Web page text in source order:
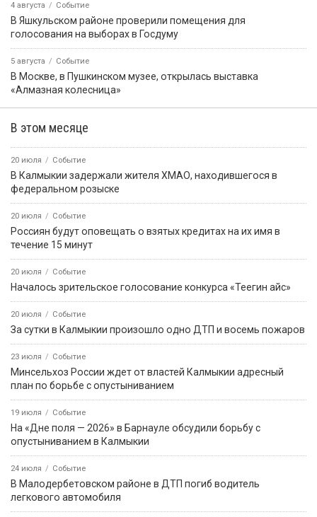
4 августа Событие
В Яшкульском районе проверили помещения для
голосования на выборах в Госдуму
5 августа Событие
В Москве, в Пушкинском музее, открылась выставка
«Алмазная колесница»
В этом месяце
20 июля Событие
В Калмыкии задержали жителя ХМАО, находившегося в
федеральном розыске
20 июля Событие
Россиян будут оповещать о взятых кредитах на их имя в
течение 15 минут
20 июля Событие
Началось зрительское голосование конкурса «Теегин айс»
20 июля Событие
За сутки в Калмыкии произошло одно ДТП и восемь пожаров
23 июля Событие
Минсельхоз России ждет от властей Калмыкии адресный
план по борьбе с опустыниванием
19 июля Событие
На «Дне поля — 2026» в Барнауле обсудили борьбу с
опустыниванием в Калмыкии
24 июля Событие
В Малодербетовском районе в ДТП погиб водитель
легкового автомобиля